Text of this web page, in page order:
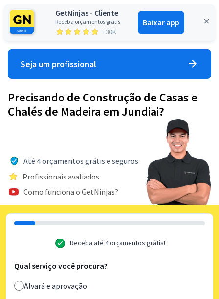
GetNinjas - Cliente
Receba orçamentos grátis
+30K
Baixar app
Entrar
Seja um profissional
Precisando de Construção de Casas e
Chalés de Madeira em Jundiai?
Até 4 orçamentos grátis e seguros
Profissionais avaliados
Como funciona o GetNinjas?
Receba até 4 orçamentos grátis!
Qual serviço você procura?
Alvará e aprovação